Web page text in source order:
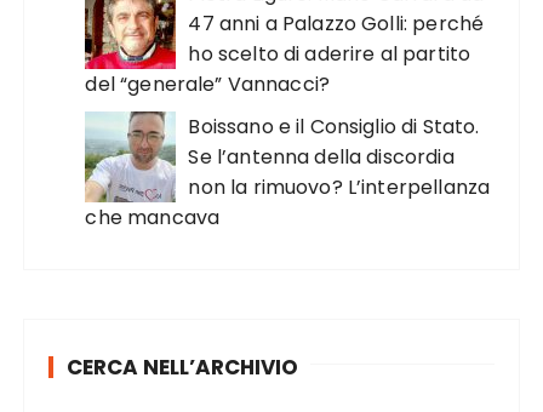
47 anni a Palazzo Golli: perché
ho scelto di aderire al partito
del “generale” Vannacci?
Boissano e il Consiglio di Stato.
Se l’antenna della discordia
non la rimuovo? L’interpellanza
che mancava
CERCA NELL’ARCHIVIO